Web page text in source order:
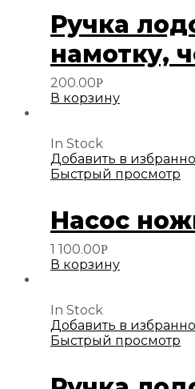
Ручка
намотку,
200.00Р
В корзину
In Stock
Добавить в
Быстрый просмотр
Насос
1 100.00Р
В корзину
In Stock
Добавить в
Быстрый просмотр